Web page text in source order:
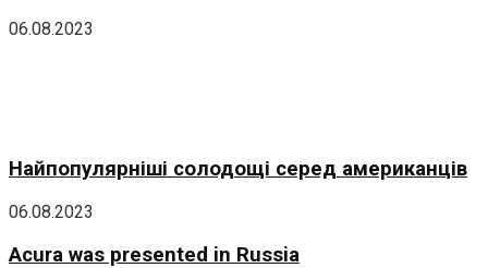
06.08.2023
Найпопулярніші солодощі серед американців
06.08.2023
Acura was presented in Russia